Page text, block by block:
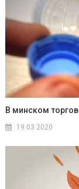
В минском
19.03.2020